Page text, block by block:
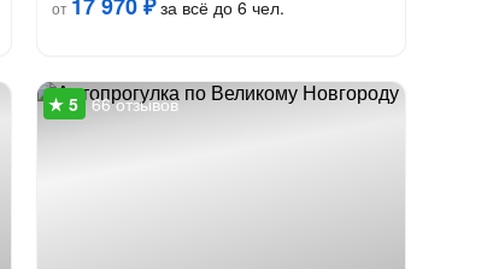
от
за всё до 6 чел.
66 отзывов